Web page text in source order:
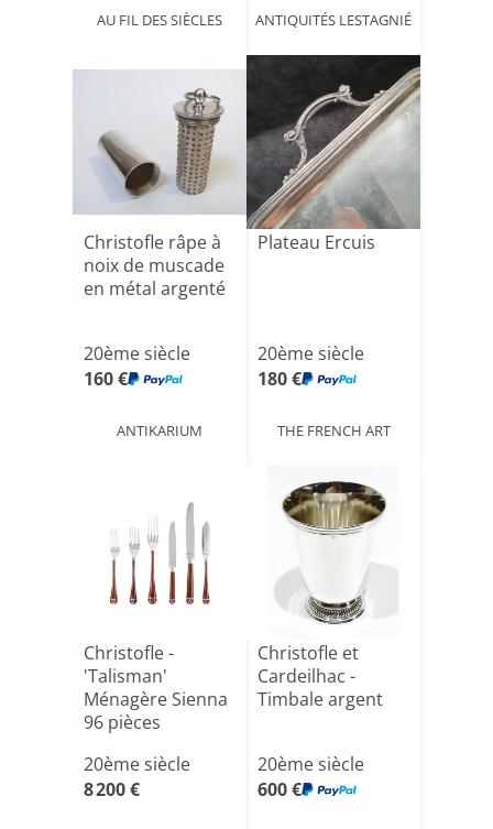
AU FIL DES SIÈCLES ANTIQUITÉS LESTAGNIÉ
Christofle râpe à
noix de muscade
en métal argenté
20ème siècle
160 €
ANTIKARIUM
Plateau Ercuis
20ème siècle
180 €
THE FRENCH ART
Christofle -
'Talisman'
Ménagère Sienna
96 pièces
20ème siècle
8 200 €
Christofle et
Cardeilhac -
Timbale argent
20ème siècle
600 €